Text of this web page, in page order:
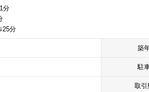
分
25分
築
駐
取引